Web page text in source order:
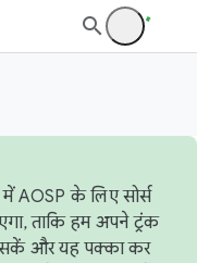
AOSP के लिए सोर्स
ताकि हम अपने ट्रंक
और यह पक्का कर